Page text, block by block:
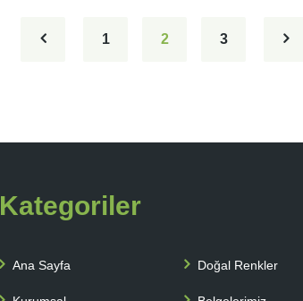
1 2 3
Kategoriler
Ana Sayfa Doğal Renkler